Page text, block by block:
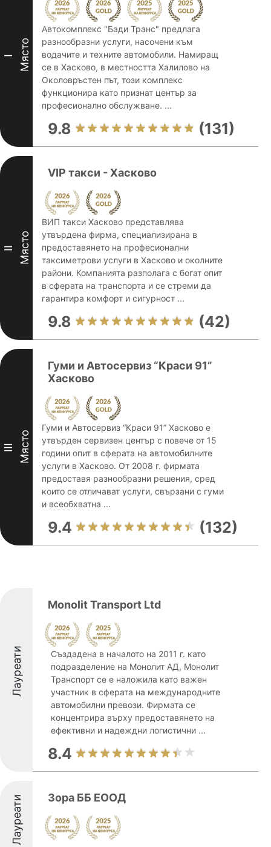
I Място
Автокомплекс "Бади Транс" предлага
разнообразни услуги, насочени към
водачите и техните автомобили. Намиращ
се в Хасково, в местността Халилово на
Околовръстен път, този комплекс
функционира като признат център за
професионално обслужване. ...
9.8 (131)
II Място
VIP такси - Хасково
ВИП такси Хасково представлява
утвърдена фирма, специализирана в
предоставянето на професионални
таксиметрови услуги в Хасково и околните
райони. Компанията разполага с богат опит
в сферата на транспорта и се стреми да
гарантира комфорт и сигурност ...
9.8 (42)
III Място
Гуми и Автосервиз “Краси 91”
Хасково
Гуми и Автосервиз “Краси 91” Хасково е
утвърден сервизен център с повече от 15
години опит в сферата на автомобилните
услуги в Хасково. От 2008 г. фирмата
предоставя разнообразни решения, сред
които се отличават услуги, свързани с гуми
и всеобхватна ...
9.4 (132)
Лауреати
Monolit Transport Ltd
Създадена в началото на 2011 г. като
подразделение на Монолит АД, Монолит
Транспорт се е наложила като важен
участник в сферата на международните
автомобилни превози. Фирмата се
концентрира върху предоставянето на
ефективни и надеждни логистични ...
8.4
Лауреати Зора ББ ЕООД